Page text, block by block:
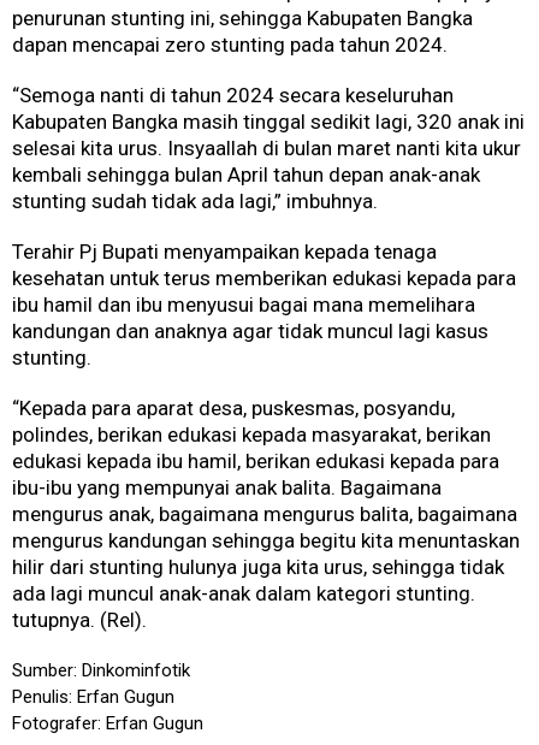
penurunan stunting ini, sehingga Kabupaten Bangka
dapan mencapai zero stunting pada tahun 2024.
“Semoga nanti di tahun 2024 secara keseluruhan
Kabupaten Bangka masih tinggal sedikit lagi, 320 anak ini
selesai kita urus. Insyaallah di bulan maret nanti kita ukur
kembali sehingga bulan April tahun depan anak-anak
stunting sudah tidak ada lagi,” imbuhnya.
Terahir Pj Bupati menyampaikan kepada tenaga
kesehatan untuk terus memberikan edukasi kepada para
ibu hamil dan ibu menyusui bagai mana memelihara
kandungan dan anaknya agar tidak muncul lagi kasus
stunting.
“Kepada para aparat desa, puskesmas, posyandu,
polindes, berikan edukasi kepada masyarakat, berikan
edukasi kepada ibu hamil, berikan edukasi kepada para
ibu-ibu yang mempunyai anak balita. Bagaimana
mengurus anak, bagaimana mengurus balita, bagaimana
mengurus kandungan sehingga begitu kita menuntaskan
hilir dari stunting hulunya juga kita urus, sehingga tidak
ada lagi muncul anak-anak dalam kategori stunting.
tutupnya. (Rel).
Sumber: Dinkominfotik
Penulis: Erfan Gugun
Fotografer: Erfan Gugun